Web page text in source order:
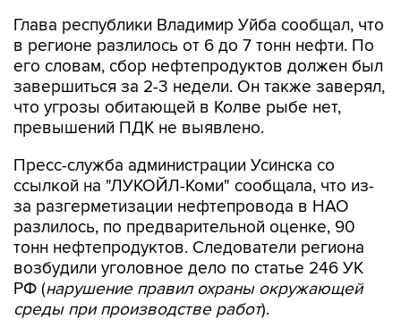
Глава республики Владимир Уйба сообщал, что
в регионе разлилось от 6 до 7 тонн нефти. По
его словам, сбор нефтепродуктов должен был
завершиться за 2-3 недели. Он также заверял,
что угрозы обитающей в Колве рыбе нет,
превышений ПДК не выявлено.
Пресс-служба администрации Усинска со
ссылкой на "ЛУКОЙЛ-Коми" сообщала, что из-
за разгерметизации нефтепровода в НАО
разлилось, по предварительной оценке, 90
тонн нефтепродуктов. Следователи региона
возбудили уголовное дело по статье 246 УК
РФ (нарушение правил охраны окружающей
среды при производстве работ).